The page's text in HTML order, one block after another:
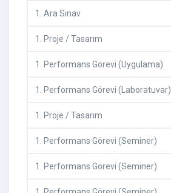
1 . Ara Sınav
1 . Proje / Tasarım
1 . Performans Görevi (Uygulama)
1 . Performans Görevi (Laboratuvar)
1 . Proje / Tasarım
1 . Performans Görevi (Seminer)
1 . Performans Görevi (Seminer)